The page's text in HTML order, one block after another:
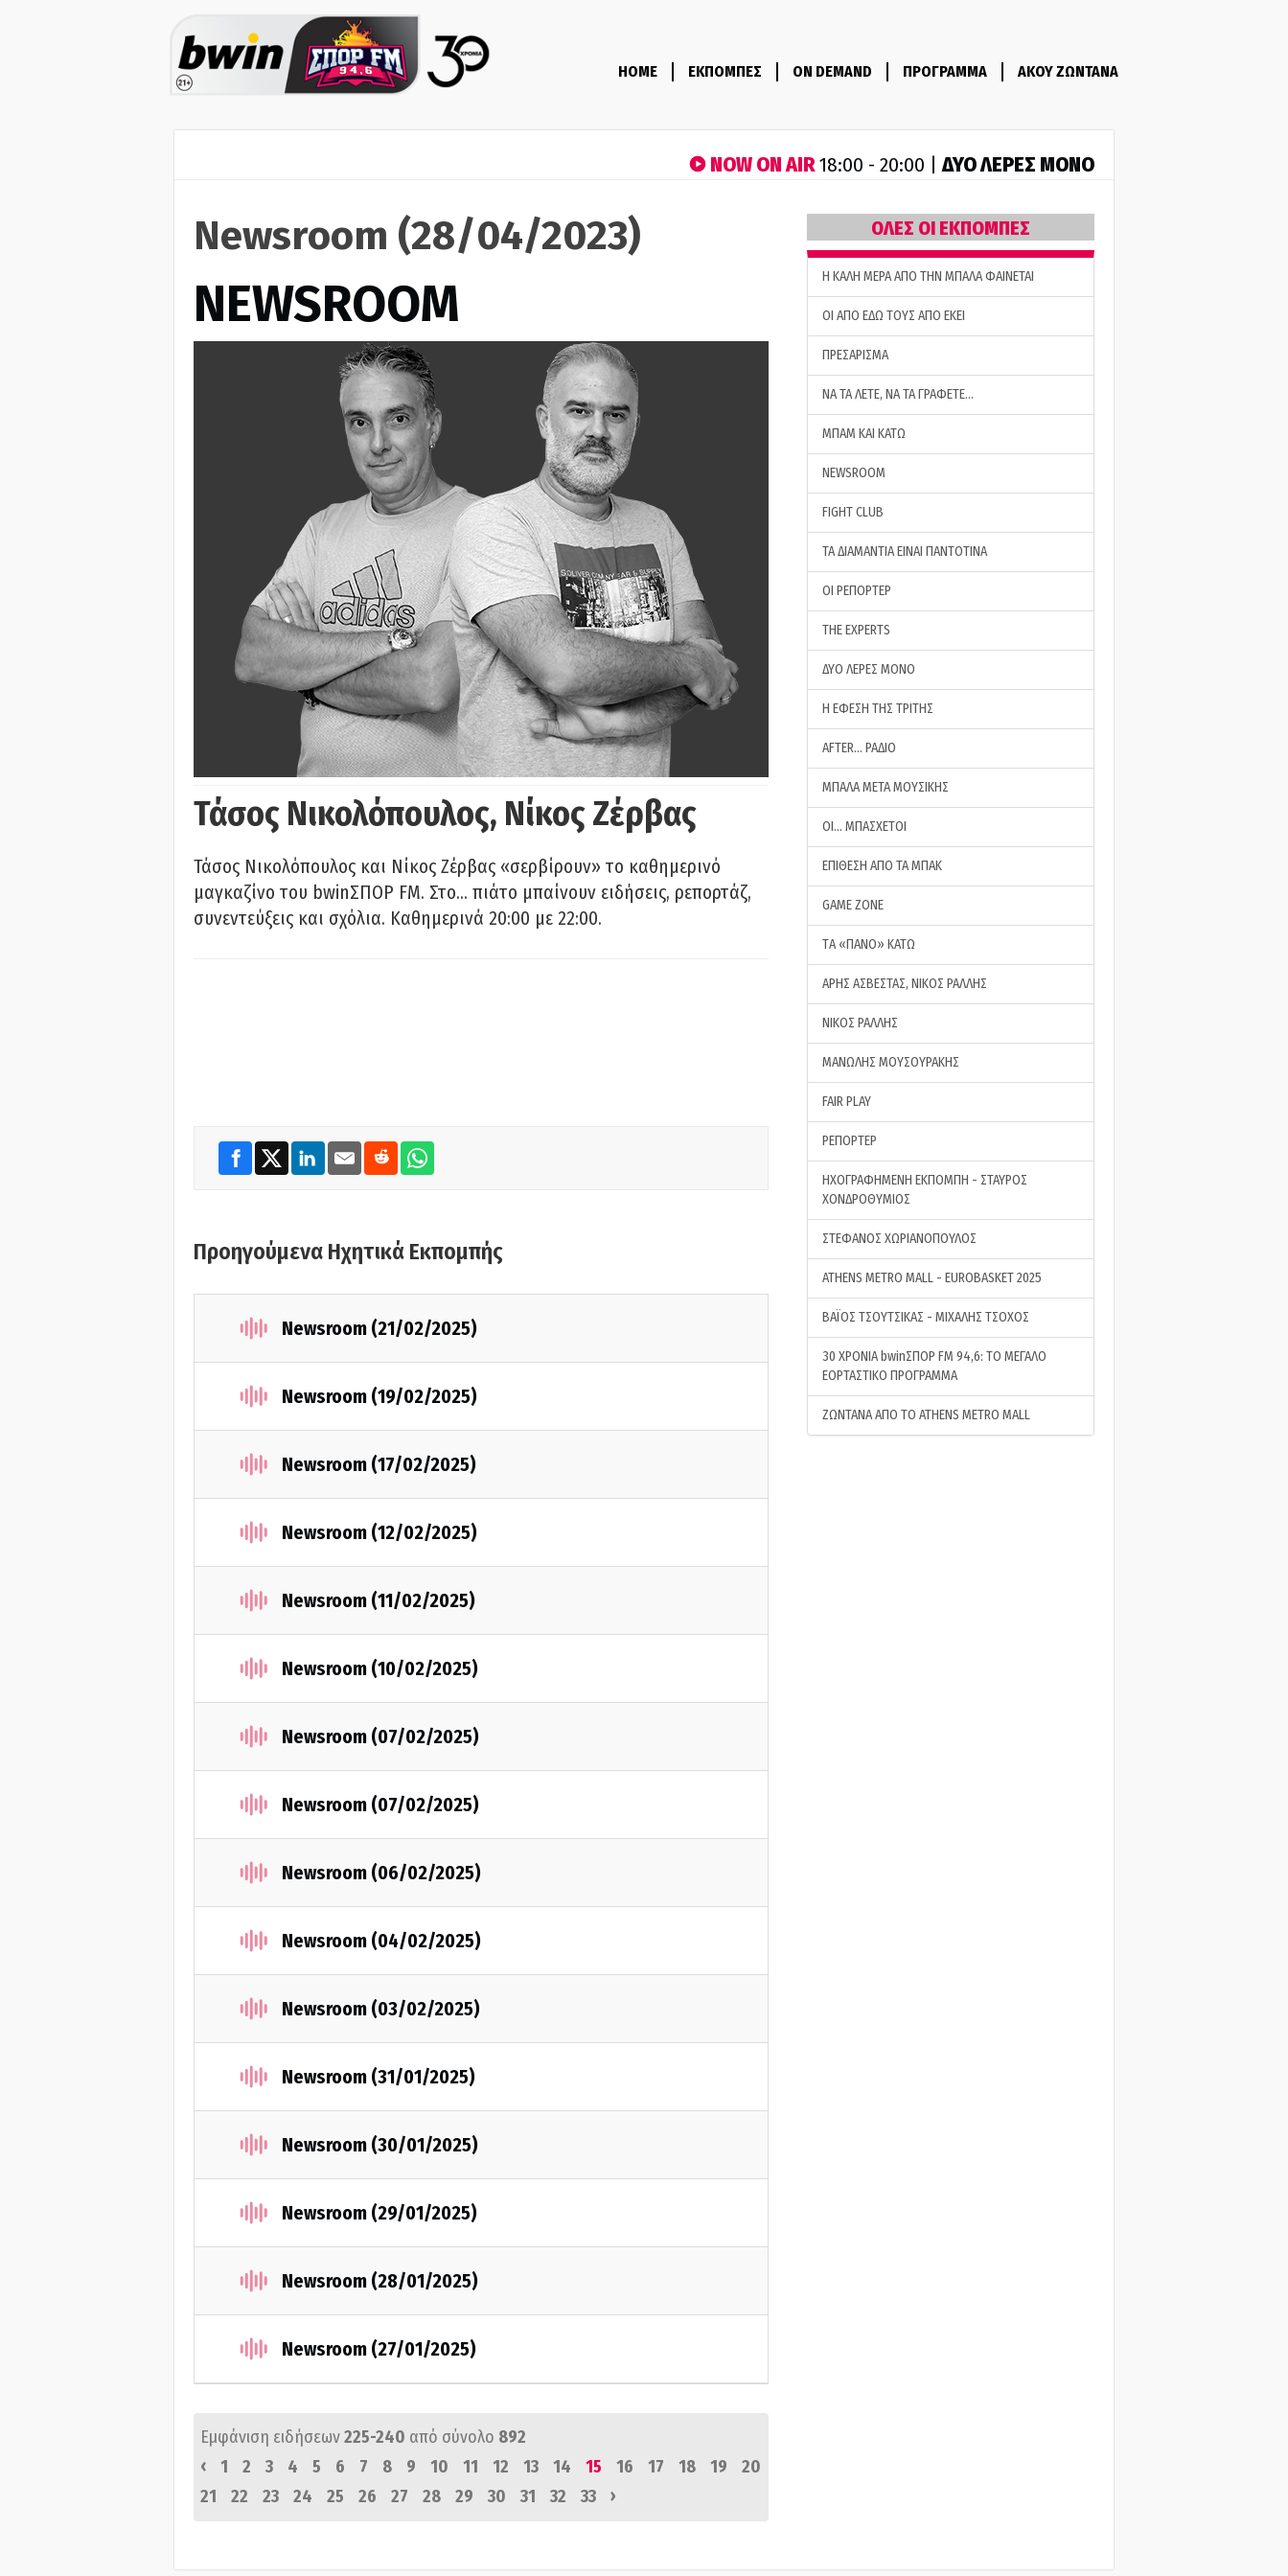
HOME ΕΚΠΟΜΠΕΣ ON DEMAND ΠΡΟΓΡΑΜΜΑ ΑΚΟΥ ΖΩΝΤΑΝΑ
NOW ON AIR18:00 - 20:00 |ΔΥΟ ΛΕΡΕΣ ΜΟΝΟ
Newsroom (28/04/2023)
NEWSROOM
Τάσος Νικολόπουλος, Νίκος Ζέρβας
Τάσος Νικολόπουλος και Νίκος Ζέρβας «σερβίρουν» το καθημερινό
μαγκαζίνο του bwinΣΠΟΡ FM. Στο… πιάτο μπαίνουν ειδήσεις, ρεπορτάζ,
συνεντεύξεις και σχόλια. Καθημερινά 20:00 με 22:00.
Προηγούμενα Ηχητικά Εκπομπής
Newsroom (21/02/2025)
Newsroom (19/02/2025)
Newsroom (17/02/2025)
Newsroom (12/02/2025)
Newsroom (11/02/2025)
Newsroom (10/02/2025)
Newsroom (07/02/2025)
Newsroom (07/02/2025)
Newsroom (06/02/2025)
Newsroom (04/02/2025)
Newsroom (03/02/2025)
Newsroom (31/01/2025)
Newsroom (30/01/2025)
Newsroom (29/01/2025)
Newsroom (28/01/2025)
Newsroom (27/01/2025)
Εμφάνιση ειδήσεων225-240 από σύνολο 892
‹
1 2 3 4 5 6 7 8 9 10 11 12 13 14 15 16 17 18 19
20
21
22 23 24 25 26 27 28 29 30 31 32 33 ›
ΟΛΕΣ ΟΙ ΕΚΠΟΜΠΕΣ
H ΚΑΛΗ ΜΕΡΑ ΑΠΟ ΤΗΝ ΜΠΑΛΑ ΦΑΙΝΕΤΑΙ
ΟΙ ΑΠΟ ΕΔΩ ΤΟΥΣ ΑΠΟ ΕΚΕΙ
ΠΡΕΣΑΡΙΣΜΑ
ΝΑ ΤΑ ΛΕΤΕ, ΝΑ ΤΑ ΓΡΑΦΕΤΕ…
ΜΠΑΜ ΚΑΙ ΚΑΤΩ
NEWSROOM
FIGHT CLUB
ΤΑ ΔΙΑΜΑΝΤΙΑ ΕΙΝΑΙ ΠΑΝΤΟΤΙΝΑ
ΟΙ ΡΕΠΟΡΤΕΡ
THE EXPERTS
ΔΥΟ ΛΕΡΕΣ ΜΟΝΟ
Η ΕΦΕΣΗ ΤΗΣ ΤΡΙΤΗΣ
AFTER… ΡΑΔΙΟ
ΜΠΑΛΑ ΜΕΤΑ ΜΟΥΣΙΚΗΣ
ΟΙ… ΜΠΑΣΧΕΤΟΙ
ΕΠΙΘΕΣΗ ΑΠΟ ΤΑ ΜΠΑΚ
GAME ZONE
ΤA «ΠΑΝΟ» ΚΑΤΩ
ΑΡΗΣ ΑΣΒΕΣΤΑΣ, ΝΙΚΟΣ ΡΑΛΛΗΣ
ΝΙΚΟΣ ΡΑΛΛΗΣ
ΜΑΝΩΛΗΣ ΜΟΥΣΟΥΡΑΚΗΣ
FAIR PLAY
ΡΕΠΟΡΤΕΡ
ΗΧΟΓΡΑΦΗΜΕΝΗ ΕΚΠΟΜΠΗ - ΣΤΑΥΡΟΣ
ΧΟΝΔΡΟΘΥΜΙΟΣ
ΣΤΕΦΑΝΟΣ ΧΩΡΙΑΝΟΠΟΥΛΟΣ
ATHENS METRO MALL - EUROBASKET 2025
ΒΑΪΟΣ ΤΣΟΥΤΣΙΚΑΣ - ΜΙΧΑΛΗΣ ΤΣΟΧΟΣ
30 ΧΡΟΝΙΑ bwinΣΠΟΡ FM 94,6: ΤΟ ΜΕΓΑΛΟ
ΕΟΡΤΑΣΤΙΚΟ ΠΡΟΓΡΑΜΜΑ
ΖΩΝΤΑΝΑ ΑΠΟ ΤΟ ATHENS METRO MALL